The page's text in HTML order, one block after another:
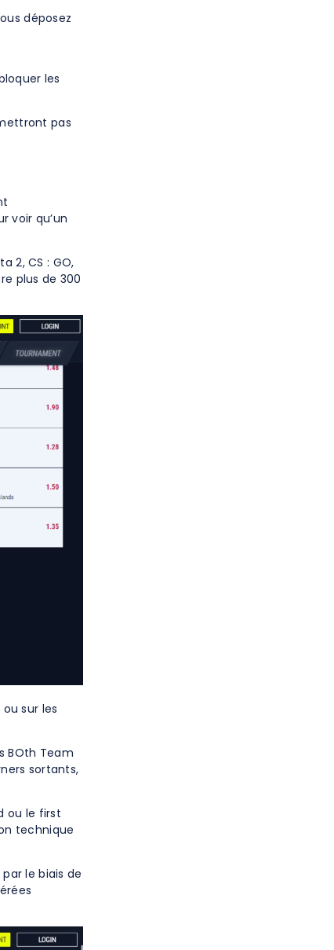
déposez
les
pas
voir qu’un
2, CS : GO,
plus de 300
sur les
BOth Team
sortants,
ou le first
technique
le biais de